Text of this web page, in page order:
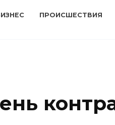
ПРОИСШЕСТВИЯ